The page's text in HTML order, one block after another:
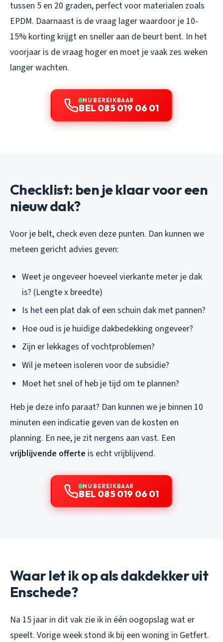
tussen 5 en 20 graden, perfect voor materialen zoals
EPDM. Daarnaast is de vraag lager waardoor je 10-
15% korting krijgt en sneller aan de beurt bent. In het
voorjaar is de vraag hoger en moet je vaak zes weken
langer wachten.
NU BEREIKBAAR
BEL 085 019 06 01
Checklist: ben je klaar voor een
nieuw dak?
Voor je belt, check even deze punten. Dan kunnen we
meteen gericht advies geven:
Weet je ongeveer hoeveel vierkante meter je dak
is? (Lengte x breedte)
Is het een plat dak of een schuin dak met pannen?
Hoe oud is je huidige dakbedekking ongeveer?
Zijn er lekkages of vochtproblemen?
Wil je meteen isoleren voor de subsidie?
Moet het snel of heb je tijd om te plannen?
Heb je deze info paraat? Dan kunnen we je binnen 10
minuten een indicatie geven van de kosten en
planning. En nee, je zit nergens aan vast. Een
vrijblijvende offerte is echt vrijblijvend.
NU BEREIKBAAR
BEL 085 019 06 01
Waar let ik op als dakdekker uit
Enschede?
Na 15 jaar in dit vak zie ik in één oogopslag wat er
speelt. Vorige week stond ik bij een woning in Getfert.